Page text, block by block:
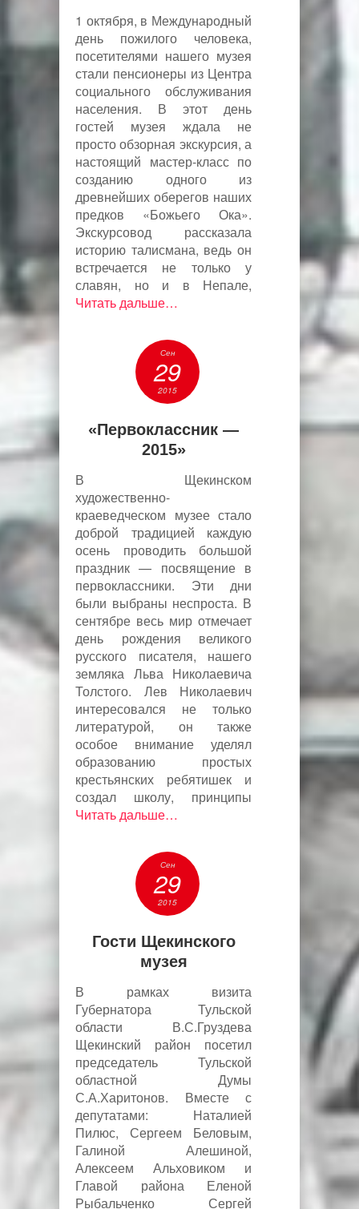
1 октября, в Международный
день пожилого человека,
посетителями нашего музея
стали пенсионеры из Центра
социального обслуживания
населения. В этот день
гостей музея ждала не
просто обзорная экскурсия, а
настоящий мастер-класс по
созданию одного из
древнейших оберегов наших
предков «Божьего Ока».
Экскурсовод рассказала
историю талисмана, ведь он
встречается не только у
славян, но и в Непале,
Читать дальше…
Сен
29
2015
«Первоклассник —
2015»
В Щекинском
художественно-
краеведческом музее стало
доброй традицией каждую
осень проводить большой
праздник — посвящение в
первоклассники. Эти дни
были выбраны неспроста. В
сентябре весь мир отмечает
день рождения великого
русского писателя, нашего
земляка Льва Николаевича
Толстого. Лев Николаевич
интересовался не только
литературой, он также
особое внимание уделял
образованию простых
крестьянских ребятишек и
создал школу, принципы
Читать дальше…
Сен
29
2015
Гости Щекинского
музея
В рамках визита
Губернатора Тульской
области В.С.Груздева
Щекинский район посетил
председатель Тульской
областной Думы
С.А.Харитонов. Вместе с
депутатами: Наталией
Пилюс, Сергеем Беловым,
Галиной Алешиной,
Алексеем Альховиком и
Главой района Еленой
Рыбальченко Сергей